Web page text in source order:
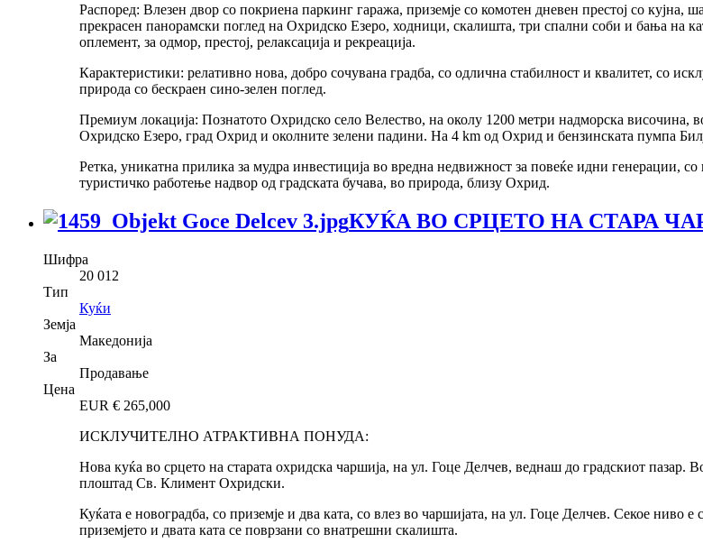
Распоред: Влезен двор со покриена паркинг гаража, приземје со комотен дневен престој со кујна,
прекрасен панорамски поглед на Охридско Езеро, ходници, скалишта, три спални соби и бања на
оплемент, за одмор, престој, релаксација и рекреација.
Карактеристики: релативно нова, добро сочувана градба, со одлична стабилност и квалитет, со
природа со бескраен сино-зелен поглед.
Премиум локација: Познатото Охридско село Велество, на околу 1200 метри надморска височина,
Охридско Езеро, град Охрид и околните зелени падини. На 4 km од Охрид и бензинската пумпа
Ретка, уникатна прилика за мудра инвестиција во вредна недвижност за повеќе идни генерации,
туристичко работење надвор од градската бучава, во природа, близу Охрид.
КУЌА ВО СРЦЕТО НА СТАРА
Шифра
20 012
Тип
Куќи
Земја
Македонија
За
Продавање
Цена
EUR € 265,000
ИСКЛУЧИТЕЛНО АТРАКТИВНА ПОНУДА:
Нова куќа во срцето на старата охридска чаршија, на ул. Гоце Делчев, веднаш до градскиот
плоштад Св. Климент Охридски.
Куќата е новоградба, со приземје и два ката, со влез во чаршијата, на ул. Гоце Делчев. Секое
приземјето и двата ката се поврзани со внатрешни скалишта.